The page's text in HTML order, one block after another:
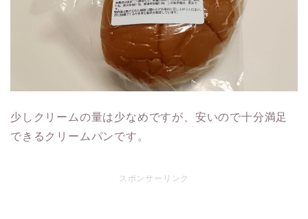
少しクリームの量は少なめですが、安いので十分満足
できるクリームパンです。
スポンサーリンク